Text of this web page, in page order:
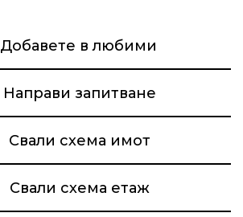
Добавете в любими
Направи запитване
Свали схема имот
Свали схема етаж